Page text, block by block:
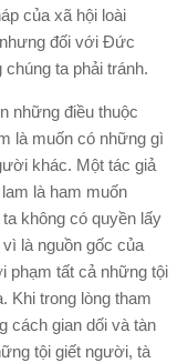
của xã hội loài
đối với Ðức
ta phải tránh.
những điều thuộc
là muốn có những gì
khác. Một tác giả
là ham muốn
không có quyền lấy
là nguồn gốc của
phạm tất cả những tội
Khi trong lòng tham
cách gian dối và tàn
tội giết người, tà